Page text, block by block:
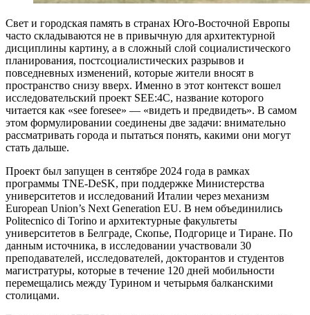
Свет и городская память в странах Юго-Восточной Европы
часто складываются не в привычную для архитектурной
дисциплины картину, а в сложный слой социалистического
планирования, постсоциалистических разрывов и
повседневных изменений, которые жители вносят в
пространство снизу вверх. Именно в этот контекст вошел
исследовательский проект SEE:4C, название которого
читается как «see foresee» — «видеть и предвидеть». В самом
этом формулировании соединены две задачи: внимательно
рассматривать города и пытаться понять, какими они могут
стать дальше.
Проект был запущен в сентябре 2024 года в рамках
программы TNE-DeSK, при поддержке Министерства
университетов и исследований Италии через механизм
European Union’s Next Generation EU. В нем объединились
Politecnico di Torino и архитектурные факультеты
университетов в Белграде, Скопье, Подгорице и Тиране. По
данным источника, в исследовании участвовали 30
преподавателей, исследователей, докторантов и студентов
магистратуры, которые в течение 120 дней мобильности
перемещались между Турином и четырьмя балканскими
столицами.